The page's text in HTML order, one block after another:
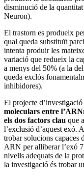
disminució de la
Neuron).
El trastorn es produeix
qual queda substituït
intenta produir les
variació que redueix la
a menys del 50% (a la
queda exclòs
inhibidores).
El projecte d’investigació
moleculars entre
els dos factors clau que
l’exclusió d’aquest exó.
trobar solucions capaces
ARN per alliberar l’exó
nivells adequats de la
la investigació és trobar